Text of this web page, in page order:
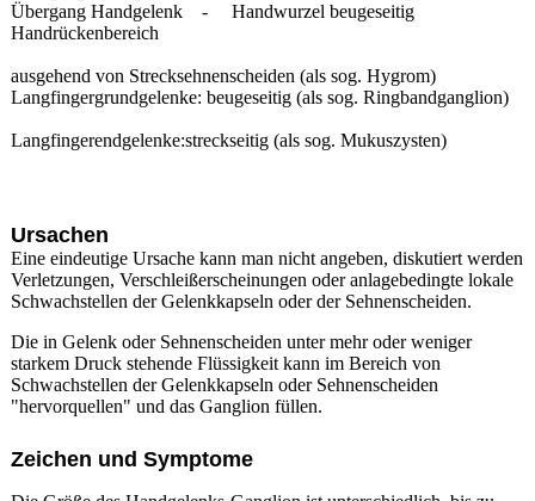
Übergang Handgelenk - Handwurzel beugeseitig
Handrückenbereich
ausgehend von Strecksehnenscheiden (als sog. Hygrom)
Langfingergrundgelenke: beugeseitig (als sog. Ringbandganglion)
Langfingerendgelenke:streckseitig (als sog. Mukuszysten)
Ursachen
Eine eindeutige Ursache kann man nicht angeben, diskutiert werden
Verletzungen, Verschleißerscheinungen oder anlagebedingte lokale
Schwachstellen der Gelenkkapseln oder der Sehnenscheiden.
Die in Gelenk oder Sehnenscheiden unter mehr oder weniger
starkem Druck stehende Flüssigkeit kann im Bereich von
Schwachstellen der Gelenkkapseln oder Sehnenscheiden
"hervorquellen" und das Ganglion füllen.
Zeichen und Symptome